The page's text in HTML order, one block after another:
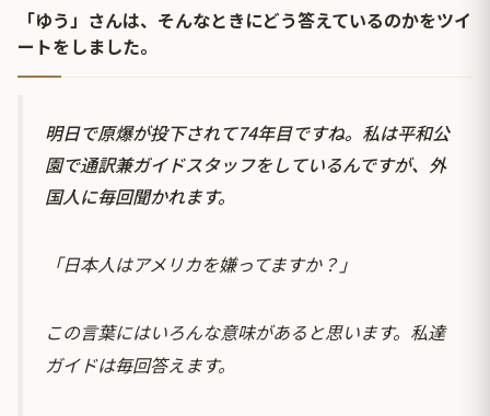
「ゆう」さんは、そんなときにどう答えているのかをツイ
ートをしました。
明日で原爆が投下されて74年目ですね。私は平和公
園で通訳兼ガイドスタッフをしているんですが、外
国人に毎回聞かれます。
「日本人はアメリカを嫌ってますか？」
この言葉にはいろんな意味があると思います。私達
ガイドは毎回答えます。